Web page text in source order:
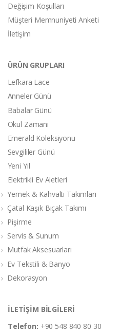
Değişim Koşulları
Müşteri Memnuniyeti Anketi
İletişim
ÜRÜN GRUPLARI
Lefkara Lace
Anneler Günü
Babalar Günü
Okul Zamanı
Emerald Koleksiyonu
Sevgililer Günü
Yeni Yıl
Elektrikli Ev Aletleri
Yemek & Kahvaltı Takımları
Çatal Kaşık Bıçak Takımı
Pişirme
Servis & Sunum
Mutfak Aksesuarları
Ev Tekstili & Banyo
Dekorasyon
İLETİŞİM BİLGİLERİ
Telefon: +90 548 840 80 30